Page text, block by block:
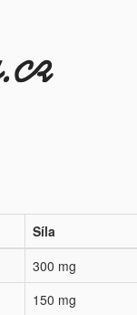
Síla
300 mg
150 mg